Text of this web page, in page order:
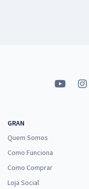
GRAN
Quem Somos
Como Funciona
Como Comprar
Loja Social